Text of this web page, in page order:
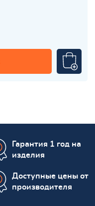
Гарантия 1 год на
изделия
Доступные цены от
производителя